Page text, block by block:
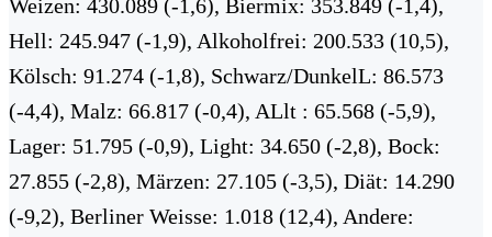
Weizen: 430.089 (-1,6), Biermix: 353.849 (-1,4),
Hell: 245.947 (-1,9), Alkoholfrei: 200.533 (10,5),
Kölsch: 91.274 (-1,8), Schwarz/DunkelL: 86.573
(-4,4), Malz: 66.817 (-0,4), ALlt : 65.568 (-5,9),
Lager: 51.795 (-0,9), Light: 34.650 (-2,8), Bock:
27.855 (-2,8), Märzen: 27.105 (-3,5), Diät: 14.290
(-9,2), Berliner Weisse: 1.018 (12,4), Andere: